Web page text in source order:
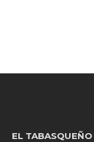
EL TABASQUEÑO